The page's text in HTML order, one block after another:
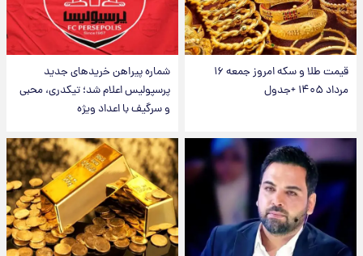
قیمت طلا و سکه امروز جمعه ۱۶
مرداد ۱۴۰۵ +جدول
شماره پیراهن خریدهای جدید
پرسپولیس اعلام شد؛ تیکدری، محبی
و سرگیف با اعداد ویژه